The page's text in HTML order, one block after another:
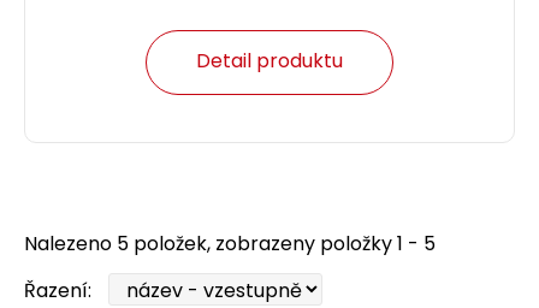
Detail produktu
Nalezeno 5 položek, zobrazeny položky 1 - 5
Řazení: